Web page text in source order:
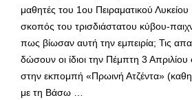
μαθητές του 1ου Πειραματικού Λυκείου
σκοπός του τρισδιάστατου κύβου-
πως βίωσαν αυτή την εμπειρία; Τις
δώσουν οι ίδιοι την Πέμπτη 3
στην εκπομπή «Πρωινή Ατζέντα»
με τη Βάσω …